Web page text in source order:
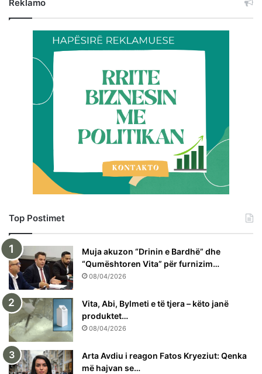
Reklamo
Top Postimet
Muja akuzon “Drinin e Bardhë” dhe
“Qumështoren Vita” për furnizim…
08/04/2026
Vita, Abi, Bylmeti e të tjera – këto janë
produktet…
08/04/2026
Arta Avdiu i reagon Fatos Kryeziut: Qenka
më hajvan se…